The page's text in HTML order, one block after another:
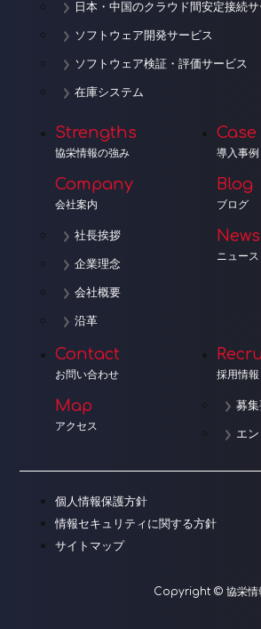
日本・中国のクラウド間安定接続
ソフトウェア開発サービス
ソフトウェア検証・評価サービス
在庫システム
Strengths
協栄情報の強み
Company
会社案内
社長挨拶
企業理念
会社概要
沿革
Case
導入事例
Blog
ブログ
News
ニュース
Contact
お問い合わせ
Map
アクセス
採用情報
募集
エ
個人情報保護方針
情報セキュリティに関する方針
サイトマップ
Copyright © 協栄情